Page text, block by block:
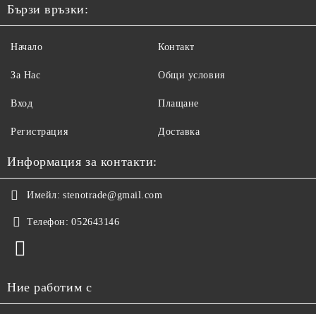
Бързи връзки:
Начало
За Нас
Вход
Регистрация
Контакт
Общи условия
Плащане
Доставка
Информация за контакти:
Имейл: stenotrade@gmail.com
Телефон: 052643146
Ние работим с